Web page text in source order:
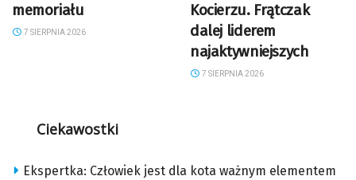
memoriału
7 SIERPNIA 2026
Kocierzu. Frątczak
dalej liderem
najaktywniejszych
7 SIERPNIA 2026
Ciekawostki
Ekspertka: Człowiek jest dla kota ważnym elementem